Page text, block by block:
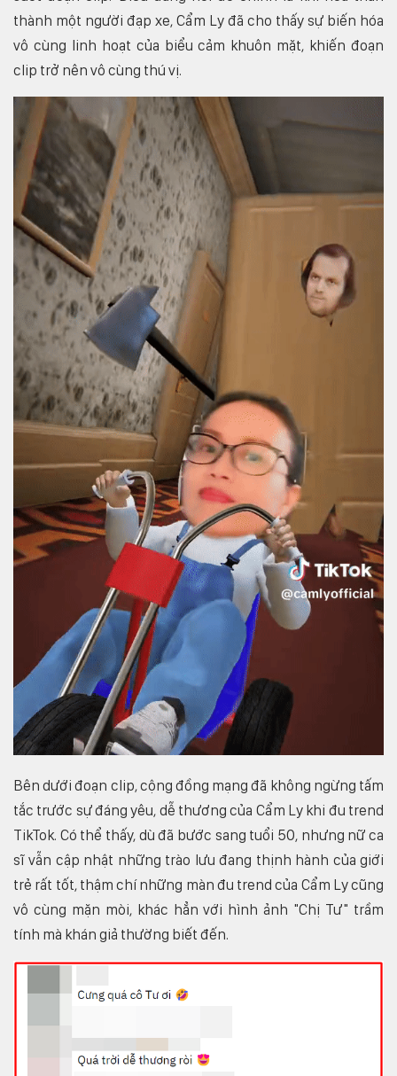
thành một người đạp xe, Cẩm Ly đã cho thấy sự biến hóa
vô cùng linh hoạt của biểu cảm khuôn mặt, khiến đoạn
clip trở nên vô cùng thú vị.
Bên dưới đoạn clip, cộng đồng mạng đã không ngừng tấm
tắc trước sự đáng yêu, dễ thương của Cẩm Ly khi đu trend
TikTok. Có thể thấy, dù đã bước sang tuổi 50, nhưng nữ ca
sĩ vẫn cập nhật những trào lưu đang thịnh hành của giới
trẻ rất tốt, thậm chí những màn đu trend của Cẩm Ly cũng
vô cùng mặn mòi, khác hẳn với hình ảnh "Chị Tư" trầm
tính mà khán giả thường biết đến.